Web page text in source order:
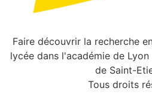
Faire découvrir la recherche
lycée dans l'académie de
de Saint-
Tous droits